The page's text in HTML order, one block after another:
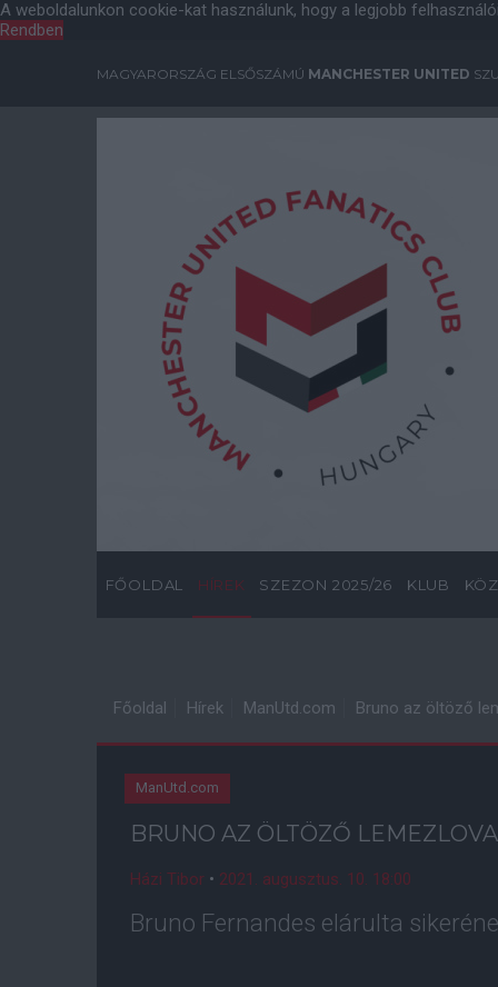
A weboldalunkon cookie-kat használunk, hogy a legjobb
Rendben
MAGYARORSZÁG ELSŐSZÁMÚ MANCHESTER UNITED
FŐOLDAL HÍREK SZEZON 2025/26 KLUB
Főoldal Hírek ManUtd.com Bruno az öltöző
ManUtd.com
BRUNO AZ ÖLTÖZŐ
Házi Tibor • 2021. augusztus. 10. 18:00
Bruno Fernandes elárulta